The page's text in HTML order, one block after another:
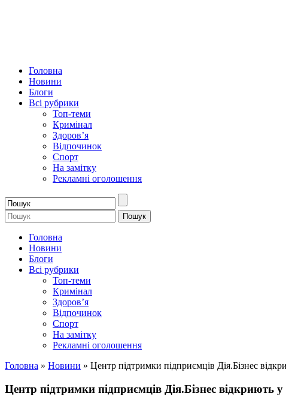
Головна
Новини
Блоги
Всі рубрики
Топ-теми
Кримінал
Здоров’я
Відпочинок
Спорт
На замітку
Рекламні оголошення
Головна
Новини
Блоги
Всі рубрики
Топ-теми
Кримінал
Здоров’я
Відпочинок
Спорт
На замітку
Рекламні оголошення
Головна » Новини » Центр підтримки підприємців Дія.Бізнес
Центр підтримки підприємців Дія.Бізнес відкриють